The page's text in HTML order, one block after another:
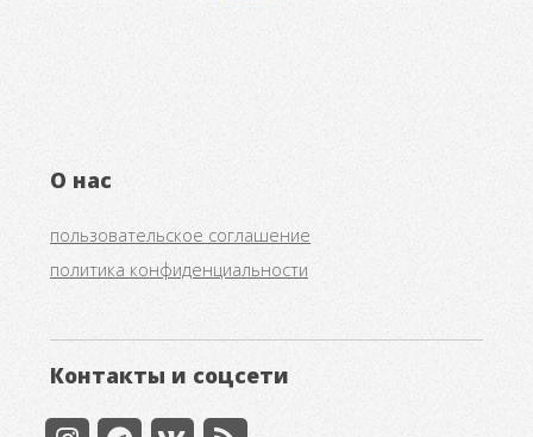
О нас
пользовательское соглашение
политика конфиденциальности
Контакты и соцсети